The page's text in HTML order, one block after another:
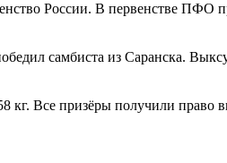
России. В первенстве ПФО
самбиста из Саранска.
кг. Все призёры получили